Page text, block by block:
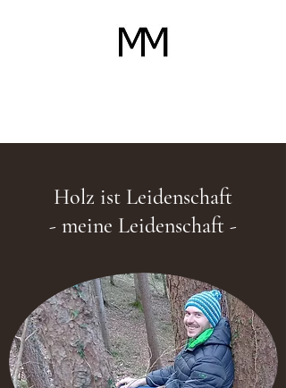
Holz ist Leidenschaft
- meine Leidenschaft -